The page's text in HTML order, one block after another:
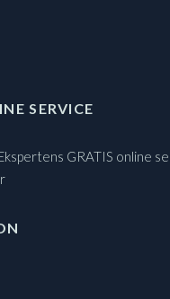
SERVICE
GRATIS online